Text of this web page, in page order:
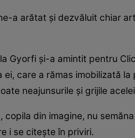
a arătat și dezvăluit chiar
Gyorfi și-a amintit pentru
care a rămas imobilizată
neajunsurile și grijile
copila din imagine, nu
i se citește în priviri.